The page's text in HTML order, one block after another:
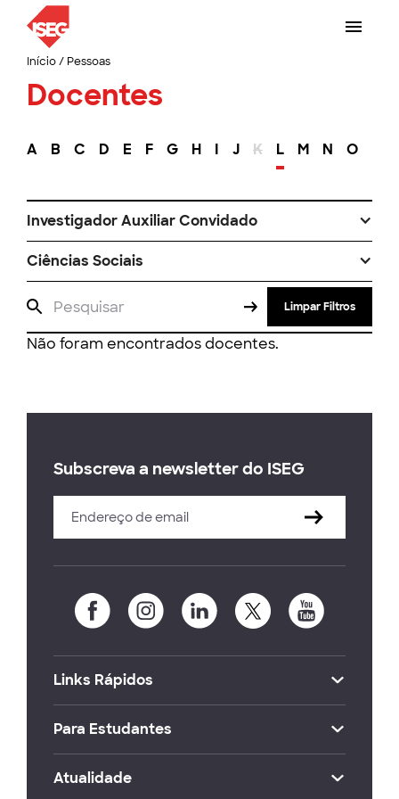
Início/ Pessoas
Docentes
A B C D E F G H I J K L M N O
Investigador Auxiliar Convidado
Ciências Sociais
Limpar Filtros
Não foram encontrados docentes.
Subscreva a newsletter do ISEG
Links Rápidos
Para Estudantes
Atualidade